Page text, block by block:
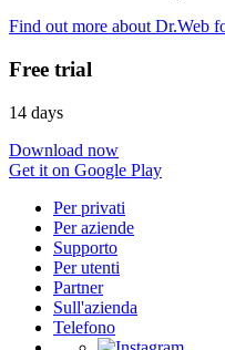
Find out more about Dr.Web
Free trial
14 days
Download now
Get it on Google Play
Per privati
Per aziende
Supporto
Per utenti
Partner
Sull'azienda
Telefono